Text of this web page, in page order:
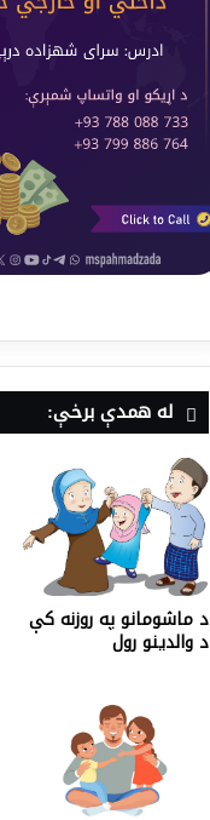
له همدې برخې:
د ماشومانو په روزنه کې
د والدینو رول